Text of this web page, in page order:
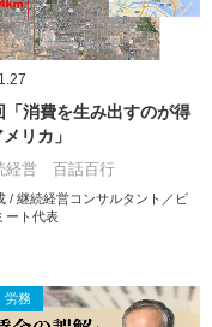
「消費を生み出すのが得
リカ」
経営 百話百行
/ 継続経営コンサルタント／ビ
ート代表
労務